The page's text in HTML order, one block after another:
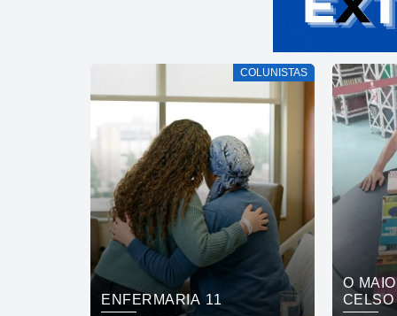
COLUNISTAS
ENFERMARIA 11
O